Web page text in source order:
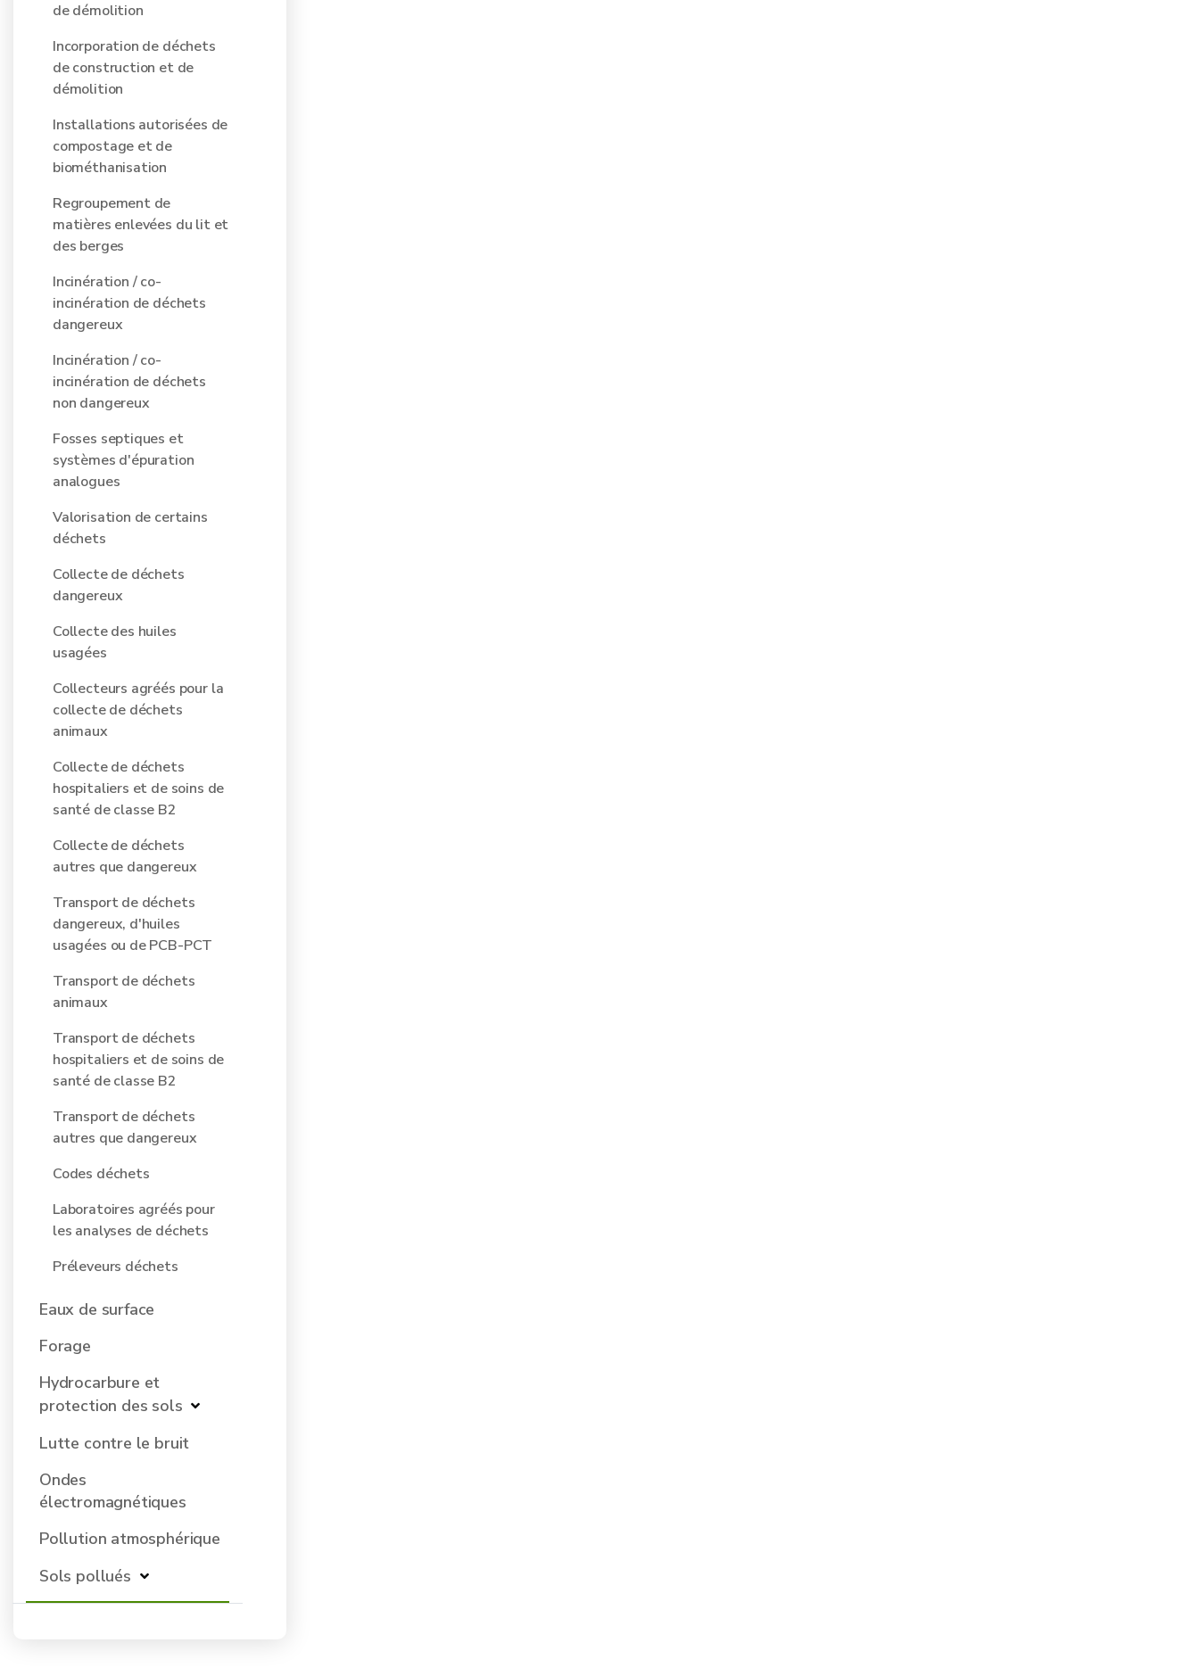
de démolition
Incorporation de déchets
de construction et de
démolition
Installations autorisées de
compostage et de
biométhanisation
Regroupement de
matières enlevées du lit et
des berges
Incinération / co-
incinération de déchets
dangereux
Incinération / co-
incinération de déchets
non dangereux
Fosses septiques et
systèmes d'épuration
analogues
Valorisation de certains
déchets
Collecte de déchets
dangereux
Collecte des huiles
usagées
Collecteurs agréés pour la
collecte de déchets
animaux
Collecte de déchets
hospitaliers et de soins de
santé de classe B2
Collecte de déchets
autres que dangereux
Transport de déchets
dangereux, d'huiles
usagées ou de PCB-PCT
Transport de déchets
animaux
Transport de déchets
hospitaliers et de soins de
santé de classe B2
Transport de déchets
autres que dangereux
Codes déchets
Laboratoires agréés pour
les analyses de déchets
Préleveurs déchets
Eaux de surface
Forage
Hydrocarbure et
protection des sols
Lutte contre le bruit
Ondes
électromagnétiques
Pollution atmosphérique
Sols pollués